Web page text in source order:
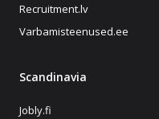
Recruitment.lv
Varbamisteenused.ee
Scandinavia
Jobly.fi